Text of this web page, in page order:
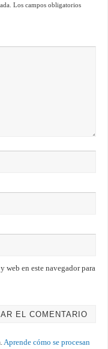
Los campos obligatorios
web en este navegador para
Aprende cómo se procesan